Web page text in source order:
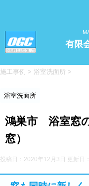
有限
施工事例 > 浴室洗面所 >
浴室洗面所
鴻巣市 浴室窓
窓）
投稿日：2020年12月3日 更新日：